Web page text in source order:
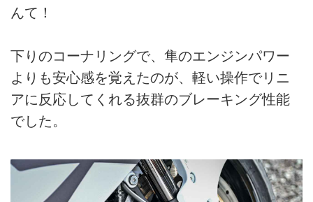
んて！
下りのコーナリングで、隼のエンジンパワー
よりも安心感を覚えたのが、軽い操作でリニ
アに反応してくれる抜群のブレーキング性能
でした。